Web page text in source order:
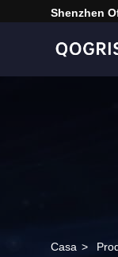
Shenzhen
Casa >